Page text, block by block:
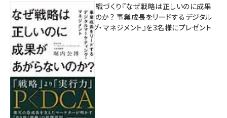
成果を生む組織づくり『なぜ戦略は正しいのに成果
があがらないのか？ 事業成長をリードするデジタル
マーケティング・マネジメント』を3名様にプレゼント
8月7日 10:00